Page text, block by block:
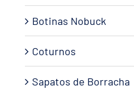
Botinas Nobuck
Coturnos
Sapatos de Borracha